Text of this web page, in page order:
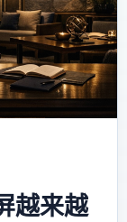
越来越